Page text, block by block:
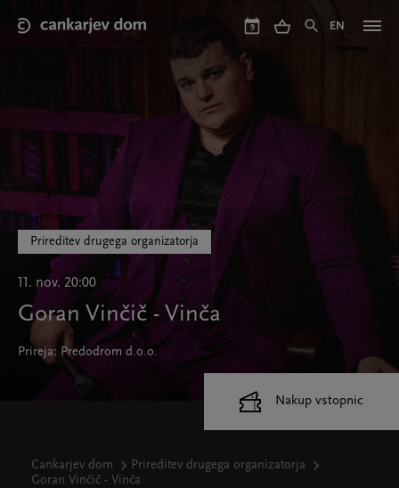
main
9 EN
Prireditev drugega organizatorja
11. nov. 20:00
Goran Vinčič - Vinča
Prireja: Predodrom d.o.o.
Cankarjev dom
Prireditev drugega organizatorja
Goran Vinčič - Vinča
Nakup vstopnic